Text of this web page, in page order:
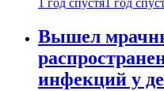
1 год спустя 1 год
Вышел
инфекций у